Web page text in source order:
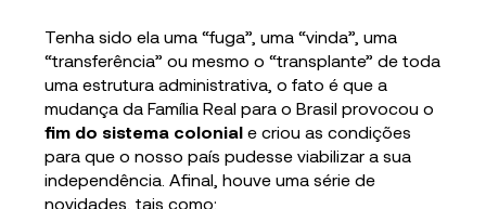
Tenha sido ela uma “fuga”, uma “vinda”, uma
“transferência” ou mesmo o “transplante” de toda
uma estrutura administrativa, o fato é que a
mudança da Família Real para o Brasil provocou o
fim do sistema coloniale criou as condições
para que o nosso país pudesse viabilizar a sua
independência. Afinal, houve uma série de
novidades, tais como: